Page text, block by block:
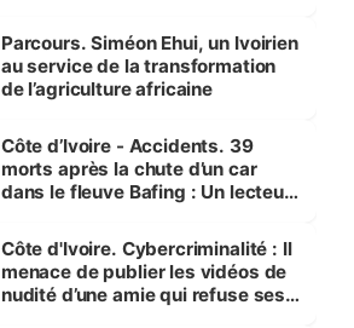
Parcours. Siméon Ehui, un Ivoirien
au service de la transformation
de l’agriculture africaine
Côte d’Ivoire - Accidents. 39
morts après la chute d’un car
dans le fleuve Bafing : Un lecteur
des Transports
Côte d'Ivoire. Cybercriminalité : Il
menace de publier les vidéos de
nudité d’une amie qui refuse ses